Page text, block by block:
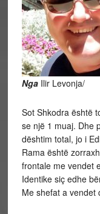
Nga Ilir Levonja/
Sot Shkodra është
se një 1 muaj. Dhe
dështim total, jo i
Rama është
frontale me vendet
Identike siç edhe
Me shefat a vendet